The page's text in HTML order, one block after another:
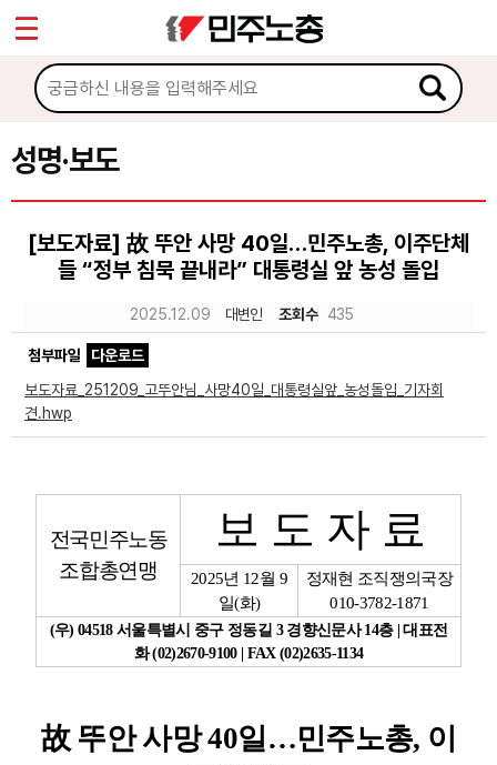
성명·보도
[보도자료] 故 뚜안 사망 40일…민주노총, 이주단체
들 “정부 침묵 끝내라” 대통령실 앞 농성 돌입
2025.12.09 대변인 조회수 435
첨부파일
다운로드
보도자료_251209_고뚜안님_사망40일_대통령실앞_농성돌입_기자회
견.hwp
전국민주노동
조합총연맹
보 도 자 료
2025년 12월 9
일(화)
정재현 조직쟁의국장
010-3782-1871
(우) 04518서울특별시 중구 정동길 3 경향신문사14층 |대표전
화(02)2670-9100 | FAX (02)2635-1134
故 뚜안 사망40일…민주노총, 이
마이페이지
소개
소식
공지사항
성명·보도
노동상담
자료
업무
Sketchbook5, 스케치북5
Sketchbook5, 스케치북5